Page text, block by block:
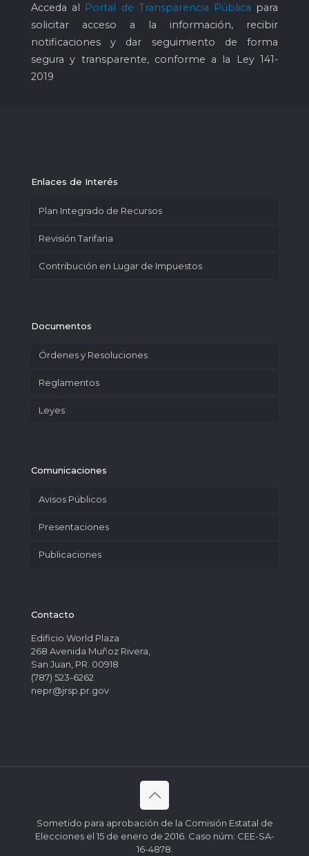
Acceda al Portal de Transparencia Pública para
solicitar acceso a la información, recibir
notificaciones y dar seguimiento de forma
segura y transparente, conforme a la Ley 141-
2019
Enlaces de Interés
Plan Integrado de Recursos
Revisión Tarifaria
Contribución en Lugar de Impuestos
Documentos
Órdenes y Resoluciones
Reglamentos
Leyes
Comunicaciones
Avisos Públicos
Presentaciones
Publicaciones
Contacto
Edificio World Plaza
268 Avenida Muñoz Rivera,
San Juan, PR. 00918
(787) 523-6262
nepr@jrsp.pr.gov
Sometido para aprobación de la Comisión Estatal de
Elecciones el 15 de enero de 2016. Caso núm: CEE-SA-
16-4878.